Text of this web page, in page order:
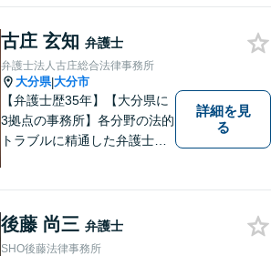
分駅9分】
古庄 玄知 弁護士
弁護士法人古庄総合法律事務所
大分県|大分市
【弁護士歴35年】【大分県に
3拠点の事務所】各分野の法的
トラブルに精通した弁護士で
いアットホームな雰囲気の事
務所です。
詳細を見
る
後藤 尚三 弁護士
SHO後藤法律事務所